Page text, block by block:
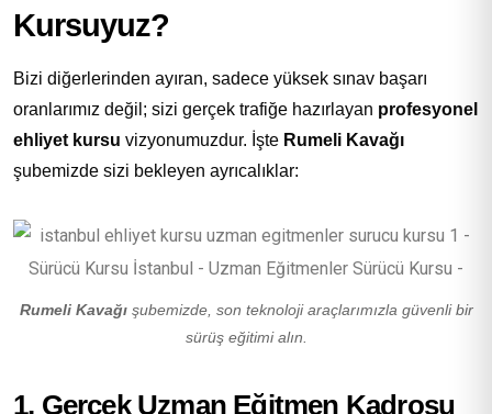
Kursuyuz?
Bizi diğerlerinden ayıran, sadece yüksek sınav başarı
oranlarımız değil; sizi gerçek trafiğe hazırlayan profesyonel
ehliyet kursu vizyonumuzdur. İşte Rumeli Kavağı
şubemizde sizi bekleyen ayrıcalıklar:
Rumeli Kavağışubemizde, son teknoloji araçlarımızla güvenli bir
sürüş eğitimi alın.
1. Gerçek Uzman Eğitmen Kadrosu